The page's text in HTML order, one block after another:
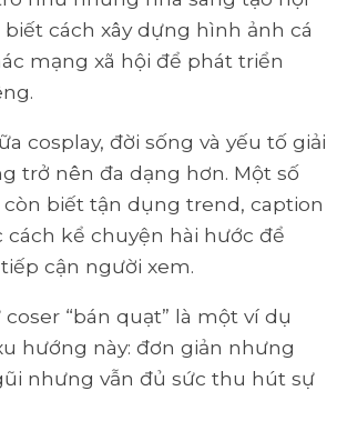
cách xây dựng hình ảnh cá
mạng xã hội để phát triển
cosplay, đời sống và yếu tố giải
trở nên đa dạng hơn. Một số
biết tận dụng trend, caption
cách kể chuyện hài hước để
cận người xem.
“bán quạt” là một ví dụ
hướng này: đơn giản nhưng
nhưng vẫn đủ sức thu hút sự